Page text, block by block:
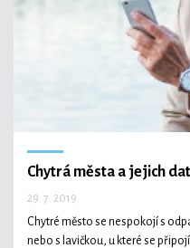
Chytrá města a jejich
29. 7. 2019
Chytré město se nespokojí s
nebo s lavičkou, u které se